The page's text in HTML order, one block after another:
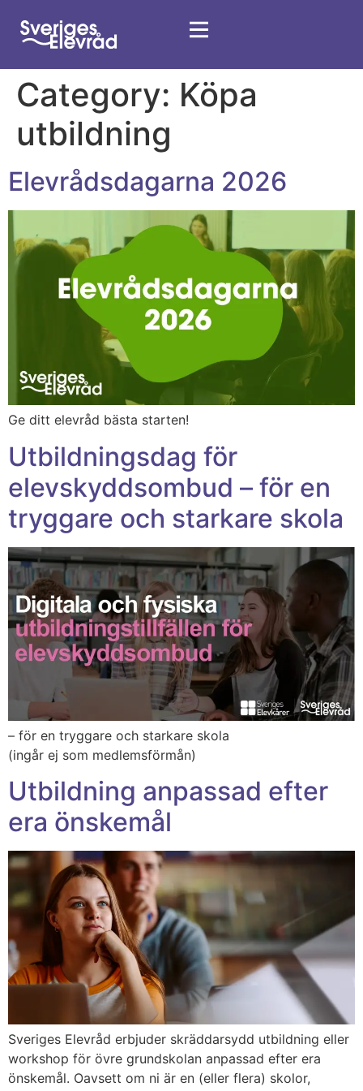
Category: Köpa
utbildning
Elevrådsdagarna 2026
Ge ditt elevråd bästa starten!
Utbildningsdag för
elevskyddsombud – för en
tryggare och starkare skola
– för en tryggare och starkare skola
(ingår ej som medlemsförmån)
Utbildning anpassad efter
era önskemål
Sveriges Elevråd erbjuder skräddarsydd utbildning eller
workshop för övre grundskolan anpassad efter era
önskemål. Oavsett om ni är en (eller flera) skolor,